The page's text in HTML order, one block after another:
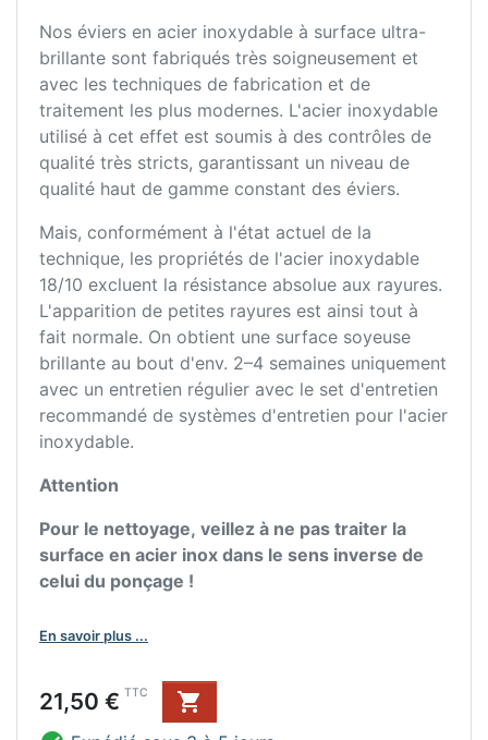
Nos éviers en acier inoxydable à surface ultra-
brillante sont fabriqués très soigneusement et
avec les techniques de fabrication et de
traitement les plus modernes. L'acier inoxydable
utilisé à cet effet est soumis à des contrôles de
qualité très stricts, garantissant un niveau de
qualité haut de gamme constant des éviers.
Mais, conformément à l'état actuel de la
technique, les propriétés de l'acier inoxydable
18/10 excluent la résistance absolue aux rayures.
L'apparition de petites rayures est ainsi tout à
fait normale. On obtient une surface soyeuse
brillante au bout d'env. 2–4 semaines uniquement
avec un entretien régulier avec le set d'entretien
recommandé de systèmes d'entretien pour l'acier
inoxydable.
Attention
Pour le nettoyage, veillez à ne pas traiter la
surface en acier inox dans le sens inverse de
celui du ponçage !
En savoir plus ...
Prix
21,50 € TTC
